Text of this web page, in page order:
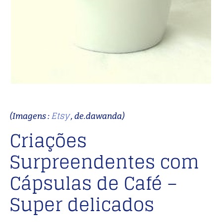
(Imagens :Etsy, de.dawanda)
Criações
Surpreendentes com
Cápsulas de Café –
Super delicados